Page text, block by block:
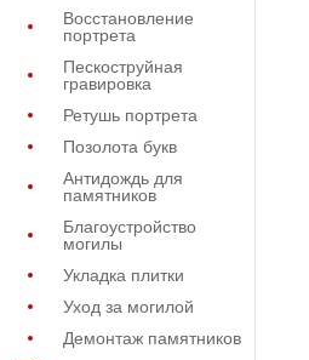
Восстановление
портрета
Пескоструйная
гравировка
Ретушь портрета
Позолота букв
Антидождь для
памятников
Благоустройство
могилы
Укладка плитки
Уход за могилой
Демонтаж памятников